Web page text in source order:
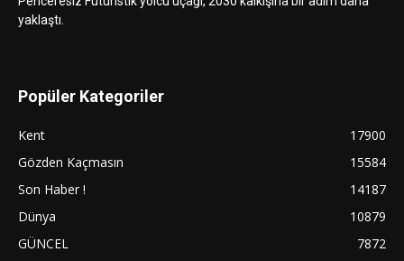
yaklaştı.
Popüler Kategoriler
Kent
17900
Gözden Kaçmasın
15584
Son Haber !
14187
Dünya
10879
GÜNCEL
7872